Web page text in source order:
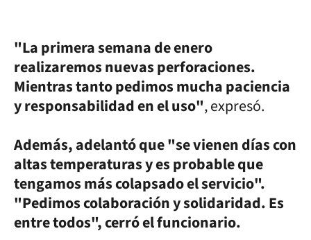
"La primera semana de enero
realizaremos nuevas perforaciones.
Mientras tanto pedimos mucha paciencia
y responsabilidad en el uso", expresó.
Además, adelantó que "se vienen días con
altas temperaturas y es probable que
tengamos más colapsado el servicio".
"Pedimos colaboración y solidaridad. Es
entre todos", cerró el funcionario.